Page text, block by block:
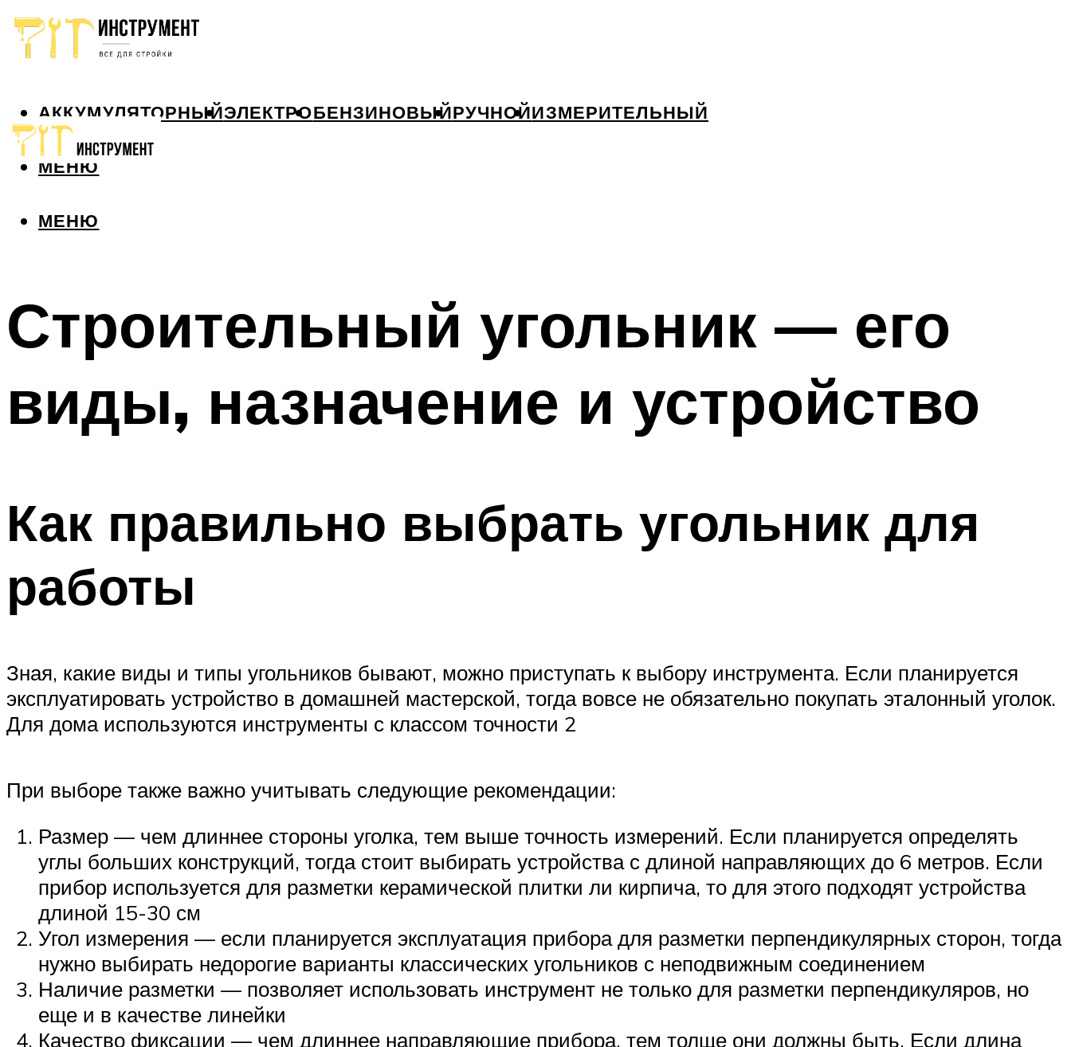
АККУМУЛЯТОРНЫЙЭЛЕКТРОБЕНЗИНОВЫЙРУЧНОЙИЗМЕРИТЕЛЬНЫЙ
МЕНЮ
МЕНЮ
Строительный угольник — его
виды, назначение и устройство
Как правильно выбрать угольник для
работы
Зная, какие виды и типы угольников бывают, можно приступать к выбору инструмента. Если планируется
эксплуатировать устройство в домашней мастерской, тогда вовсе не обязательно покупать эталонный уголок.
Для дома используются инструменты с классом точности 2
При выборе также важно учитывать следующие рекомендации:
Размер — чем длиннее стороны уголка, тем выше точность измерений. Если планируется определять
углы больших конструкций, тогда стоит выбирать устройства с длиной направляющих до 6 метров. Если
прибор используется для разметки керамической плитки ли кирпича, то для этого подходят устройства
длиной 15-30 см
Угол измерения — если планируется эксплуатация прибора для разметки перпендикулярных сторон, тогда
нужно выбирать недорогие варианты классических угольников с неподвижным соединением
Наличие разметки — позволяет использовать инструмент не только для разметки перпендикуляров, но
еще и в качестве линейки
Качество фиксации — чем длиннее направляющие прибора, тем толще они должны быть. Если длина